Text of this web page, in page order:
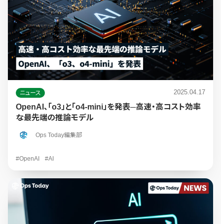
ニュース 2025.04.17
OpenAI、「o3」と「o4-mini」を発表─高速・高コスト効率
な最先端の推論モデル
Ops Today編集部
#OpenAI #AI